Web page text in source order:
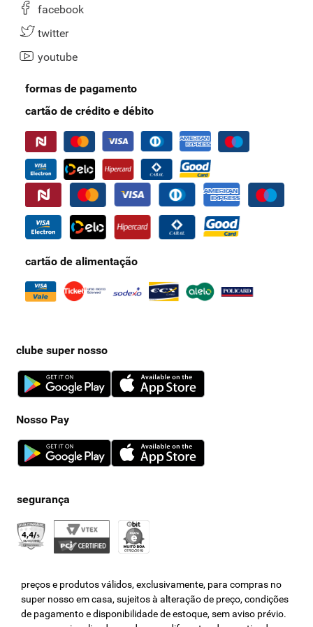
Os energéticos podem ser consumidos por qualquer
aqueles com condições de saúde específicas, como hipertensão ou
consumir.
No Supernosso, você encontra uma vasta gama de energéticos para
aumentar a energia ousimplesmente dar aquele "gás" nos seus
momentos de cansaço.Desde os clássicos Monster e Red Bull até as
versões sem açúcar, todos os produtos são pensados para
proporcionar uma experiência prática e eficaz, de acordo com a sua
Não deixe a falta de energia te parar, aproveite para dar uma olhada
em nossa página deáguas minerais e mantenha-se hidratado!
facebook
twitter
youtube
formas de pagamento
cartão de crédito e débito
cartão de alimentação
clube super nosso
Nosso Pay
preços e produtos válidos, exclusivamente, para compras no
super nosso em casa, sujeitos à alteração de preço, condições
de pagamento e disponibilidade de estoque, sem aviso prévio.